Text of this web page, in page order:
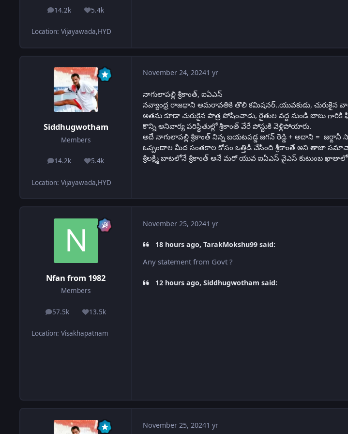
14.2k
posts 5.4k
Reputation
Location: Vijayawada,HYD
Siddhugwotham
Members
14.2k
posts 5.4k
Reputation
Location: Vijayawada,HYD
November 24, 20241 yr
నాగులాపల్లి శ్రీకాంత్, ఐఏఎస్
నవ్యాంధ్ర రాజధాని అమరావతికి తొలి కమిషనర్..యువకుడు, చురుకైన
అతను కూడా చురుకైన పాత్ర పోషించాడు, రైతుల వద్ద నుండి బాబు
కొన్ని అనివార్య పరిస్థితుల్లో శ్రీకాంత్ వేరే పోస్టుకి వెళ్లిపోయారు.
అదే నాగులాపల్లి శ్రీకాంత్ నిన్న బయటపడ్డ జగన్ రెడ్డి + అదాని = జర్దానీ
ఒప్పందాల మీద సంతకాల కోసం ఒత్తిడి చేసింది శ్రీకాంతే అని తాజా
శ్రీలక్ష్మి బాటలోనే శ్రీకాంత్ అనే మరో యువ ఐఏఎస్ వైఎస్ కుటుంబ
Nfan from 1982
Members
57.5k
posts 13.5k
Reputation
Location: Visakhapatnam
November 25, 20241 yr
18 hours ago, TarakMokshu99 said:
Any statement from Govt ?
12 hours ago, Siddhugwotham said:
November 25, 20241 yr